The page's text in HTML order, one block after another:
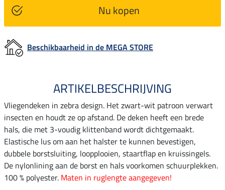
Nu kopen
Beschikbaarheid in de MEGA STORE
ARTIKELBESCHRIJVING
Vliegendeken in zebra design. Het zwart-wit patroon verwart
insecten en houdt ze op afstand. De deken heeft een brede
hals, die met 3-voudig klittenband wordt dichtgemaakt.
Elastische lus om aan het halster te kunnen bevestigen,
dubbele borstsluiting, loopplooien, staartflap en kruissingels.
De nylonlining aan de borst en hals voorkomen schuurplekken.
100 % polyester. Maten in ruglengte aangegeven!